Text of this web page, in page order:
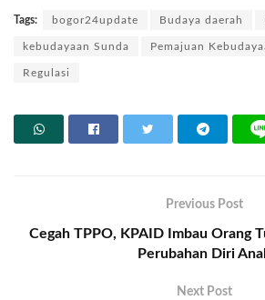
Tags: bogor24update Budaya daerah
kebudayaan Sunda Pemajuan
Regulasi
Previous Post
Cegah TPPO, KPAID Imbau Orang
Perubahan Diri
Next Post